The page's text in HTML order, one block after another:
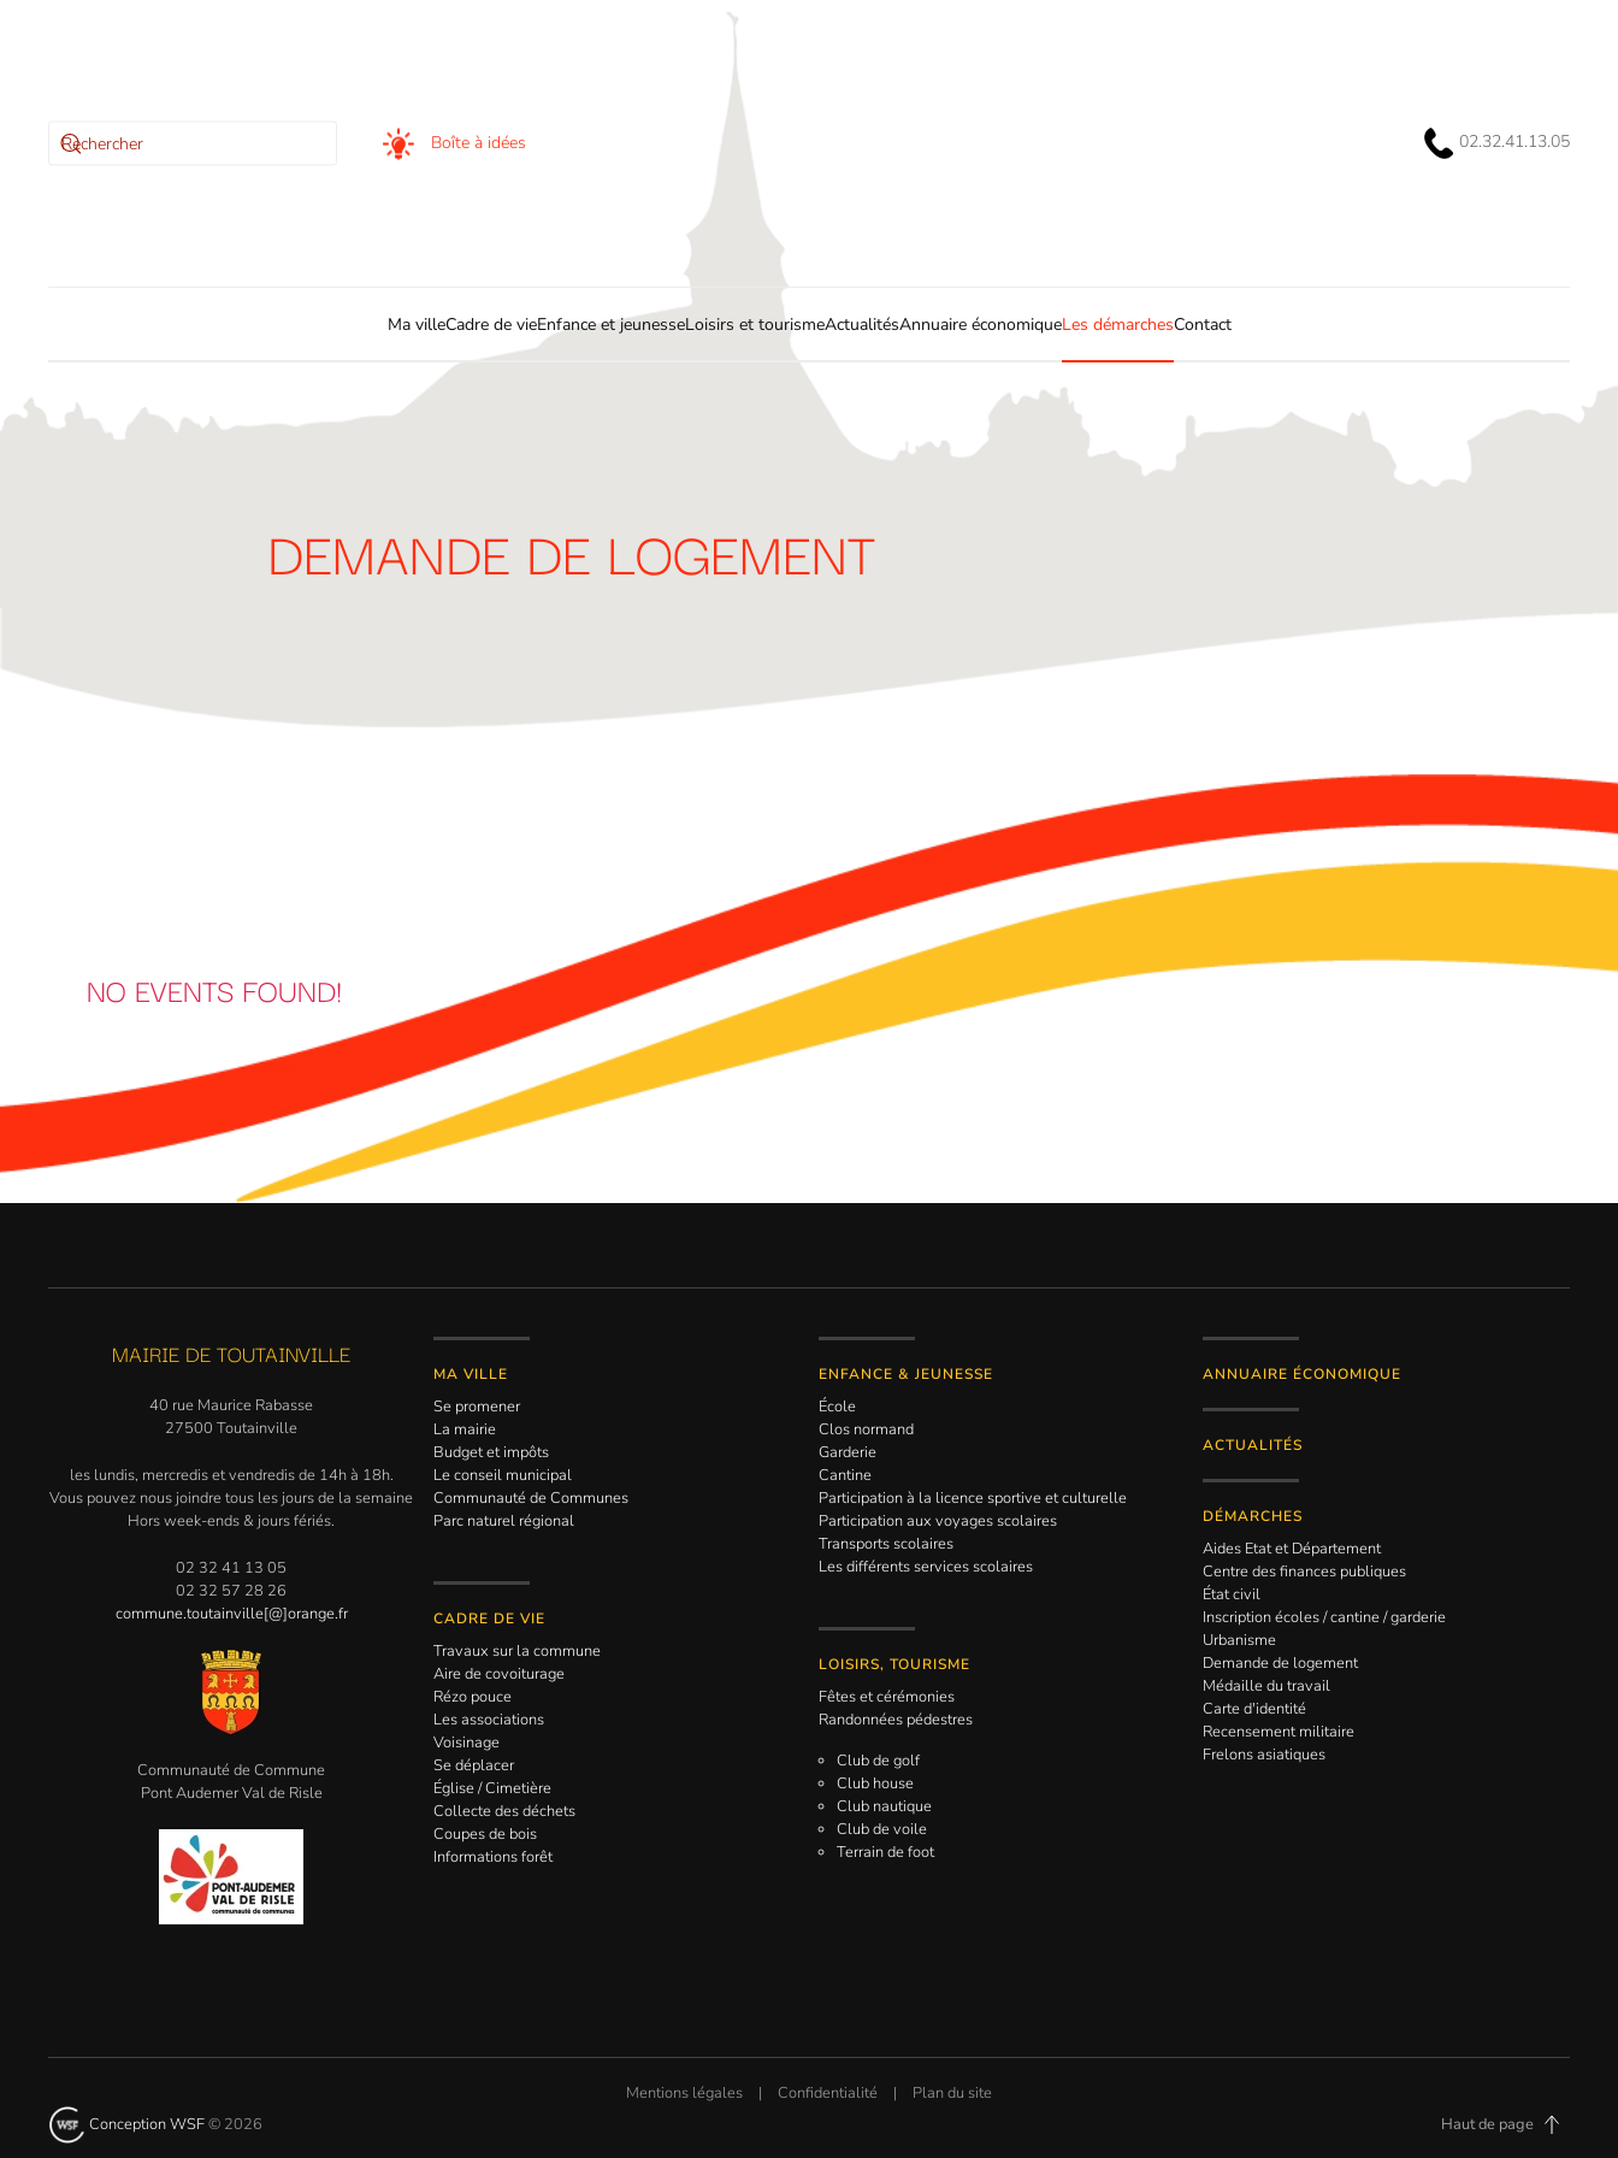
Boîte à idées 02.32.41.13.05
Ma villeCadre de vieEnfance et jeunesseLoisirs et tourismeActualitésAnnuaire économiqueLes démarchesContact
DEMANDE DE LOGEMENT
NO EVENTS FOUND!
MAIRIE DE TOUTAINVILLE
40 rue Maurice Rabasse
27500 Toutainville
les lundis, mercredis et vendredis de 14h à 18h.
Vous pouvez nous joindre tous les jours de la semaine
Hors week-ends & jours fériés.
02 32 41 13 05
02 32 57 28 26
commune.toutainville[@]orange.fr
Communauté de Commune
Pont Audemer Val de Risle
MA VILLE
Se promener
La mairie
Budget et impôts
Le conseil municipal
Communauté de Communes
Parc naturel régional
CADRE DE VIE
Travaux sur la commune
Aire de covoiturage
Rézo pouce
Les associations
Voisinage
Se déplacer
Église / Cimetière
Collecte des déchets
Coupes de bois
Informations forêt
ENFANCE & JEUNESSE
École
Clos normand
Garderie
Cantine
Participation à la licence sportive et culturelle
Participation aux voyages scolaires
Transports scolaires
Les différents services scolaires
LOISIRS, TOURISME
Fêtes et cérémonies
Randonnées pédestres
Club de golf
Club house
Club nautique
Club de voile
Terrain de foot
ANNUAIRE ÉCONOMIQUE
ACTUALITÉS
DÉMARCHES
Aides Etat et Département
Centre des finances publiques
État civil
Inscription écoles / cantine / garderie
Urbanisme
Demande de logement
Médaille du travail
Carte d'identité
Recensement militaire
Frelons asiatiques
Conception WSF© 2026
Mentions légales | Confidentialité | Plan du site
Haut de page